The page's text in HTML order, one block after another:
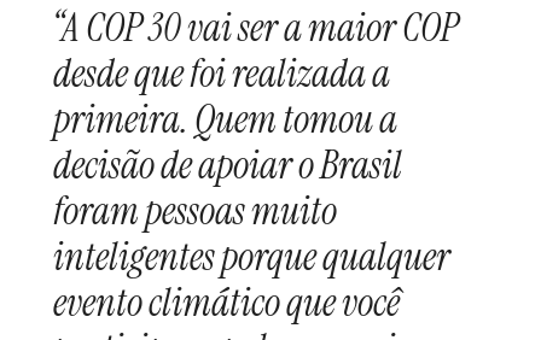
“A COP 30 vai ser a maior COP
desde que foi realizada a
primeira. Quem tomou a
decisão de apoiar o Brasil
foram pessoas muito
inteligentes porque qualquer
evento climático que você